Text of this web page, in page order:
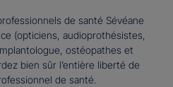
de santé Sévéane
(opticiens, audioprothésistes,
ostéopathes et
bien sûr l’entière liberté de
de santé.